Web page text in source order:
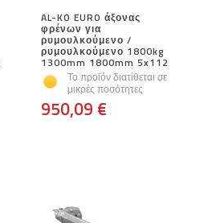
AL-KO EURO άξονας
φρένων για
ρυμουλκούμενο /
ρυμουλκούμενο 1800kg
1300mm 1800mm 5x112
Το προϊόν διατίθεται σε
μικρές ποσότητες
950,09 €